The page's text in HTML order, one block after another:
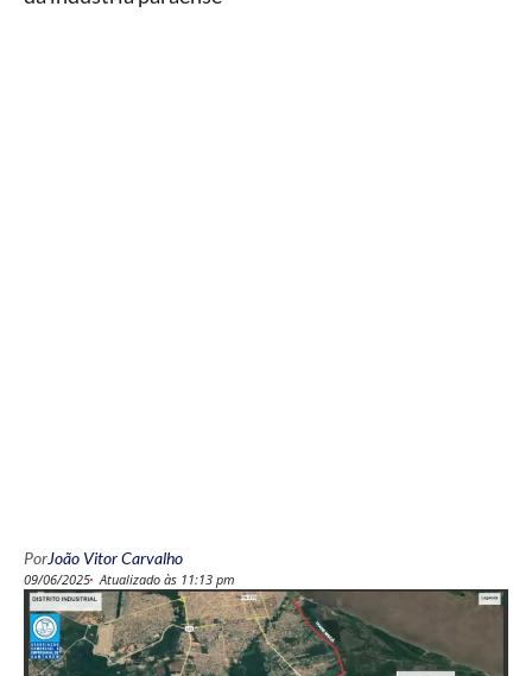
PorJoão Vitor Carvalho
09/06/2025 Atualizado às 11:13 pm